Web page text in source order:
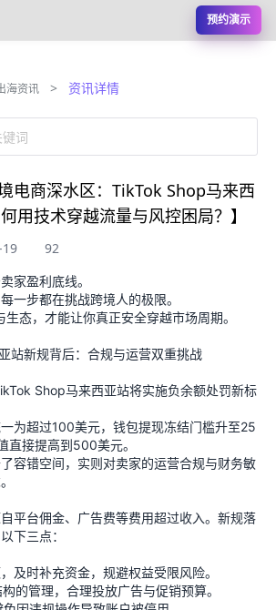
预约演示
海资讯 > 资讯详情
词
电商深水区：TikTok Shop马来西
用技术穿越流量与风控困局？】
92
家盈利底线。
一步都在挑战跨境人的极限。
态，才能让你真正安全穿越市场周期。
站新规背后：合规与运营双重挑战
Shop马来西亚站将实施负余额处罚新标
为超过100美元，钱包提现冻结门槛升至25
直接提高到500美元。
容错空间，实则对卖家的运营合规与财务敏
平台佣金、广告费等费用超过收入。新规落
下三点：
及时补充资金，规避权益受限风险。
的管理，合理投放广告与促销预算。